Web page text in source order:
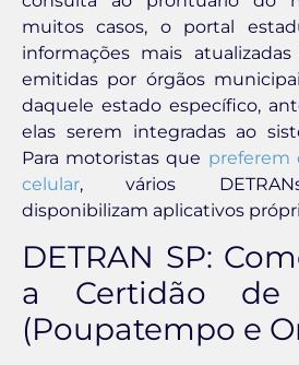
muitos casos, o portal
informações mais
emitidas por órgãos
daquele estado específico,
elas serem integradas ao
Para motoristas que preferem
celular, vários
disponibilizam aplicativos
DETRAN SP:
a Certidão de
(Poupatempo e